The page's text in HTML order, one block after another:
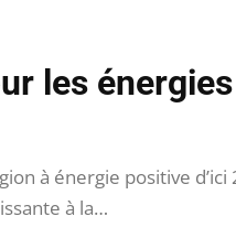
les énergies
à énergie positive d’ici
à la…